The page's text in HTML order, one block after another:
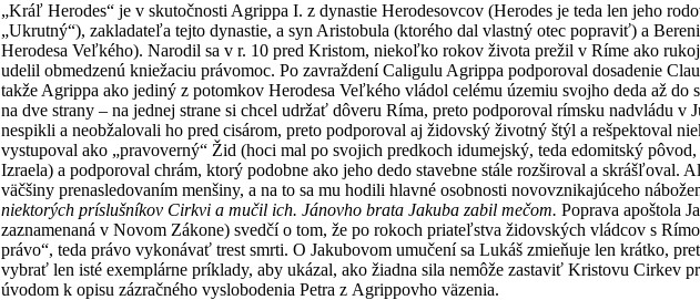
„Kráľ Herodes“ je v skutočnosti Agrippa I. z dynastie Herodesovcov (Herodes je teda len jeho
„Ukrutný“), zakladateľa tejto dynastie, a syn Aristobula (ktorého dal vlastný otec popraviť) a
Herodesa Veľkého). Narodil sa v r. 10 pred Kristom, niekoľko rokov života prežil v Ríme ako
udelil obmedzenú kniežaciu právomoc. Po zavraždení Caligulu Agrippa podporoval dosadenie
takže Agrippa ako jediný z potomkov Herodesa Veľkého vládol celému územiu svojho deda až
na dve strany – na jednej strane si chcel udržať dôveru Ríma, preto podporoval rímsku nadvládu v
nespikli a neobžalovali ho pred cisárom, preto podporoval aj židovský životný štýl a rešpektoval
vystupoval ako „pravoverný“ Žid (hoci mal po svojich predkoch idumejský, teda edomitský
Izraela) a podporoval chrám, ktorý podobne ako jeho dedo stavebne stále rozširoval a skrášľoval.
väčšiny prenasledovaním menšiny, a na to sa mu hodili hlavné osobnosti novovznikajúceho
niektorých príslušníkov Cirkvi a mučil ich. Jánovho brata Jakuba zabil mečom. Poprava apoštola
zaznamenaná v Novom Zákone) svedčí o tom, že po rokoch priateľstva židovských vládcov s
právo“, teda právo vykonávať trest smrti. O Jakubovom umučení sa Lukáš zmieňuje len krátko,
vybrať len isté exemplárne príklady, aby ukázal, ako žiadna sila nemôže zastaviť Kristovu Cirkev
úvodom k opisu zázračného vyslobodenia Petra z Agrippovho väzenia.